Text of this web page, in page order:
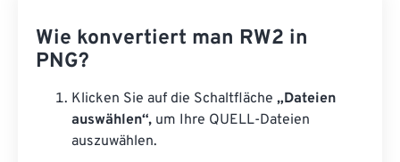
Wie konvertiert man RW2 in
PNG?
Klicken Sie auf die Schaltfläche „Dateien
auswählen“, um Ihre QUELL-Dateien
auszuwählen.